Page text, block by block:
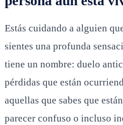
Estás cuidando a alguien
sientes una profunda
tiene un nombre: duelo
pérdidas que están
aquellas que sabes que
parecer confuso o incluso